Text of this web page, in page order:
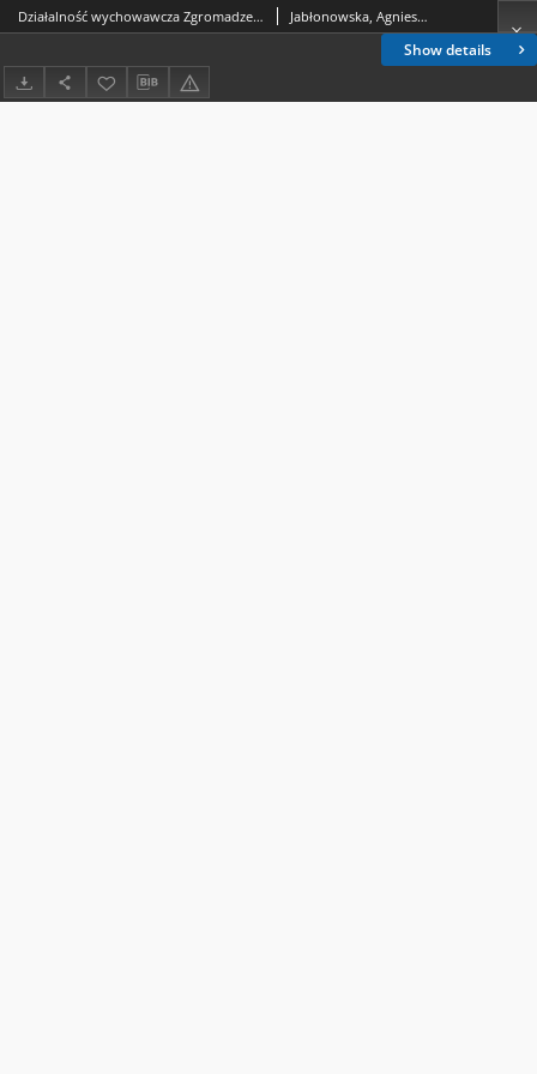
Show details
Działalność wychowawcza Zgromadzenia Sióstr Wspólnej Pracy od Niepokalanej Maryi w czasie okupacji niemieckiej (1939–1945) Jabłonowska, Agnieszka